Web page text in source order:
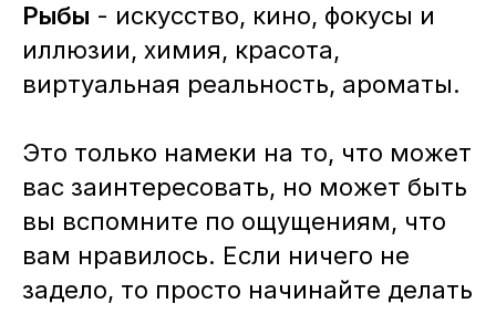
Рыбы - искусство, кино, фокусы и
иллюзии, химия, красота,
виртуальная реальность, ароматы.
Это только намеки на то, что может
вас заинтересовать, но может быть
вы вспомните по ощущениям, что
вам нравилось. Если ничего не
задело, то просто начинайте делать